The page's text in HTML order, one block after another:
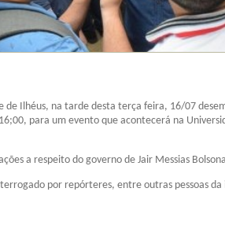
de Ilhéus, na tarde desta terça feira, 16/07
para um evento que acontecerá na
a respeito do governo de Jair Messias
por repórteres, entre outras pessoas